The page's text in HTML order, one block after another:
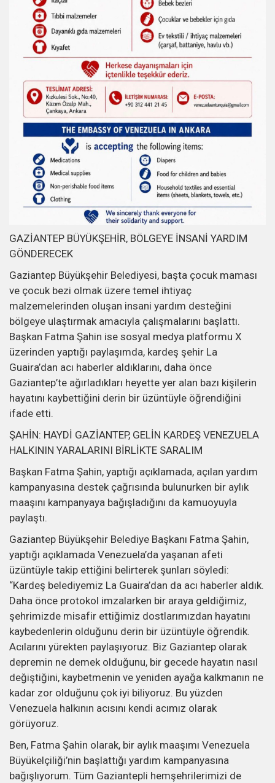
GAZİANTEP BÜYÜKŞEHİR, BÖLGEYE İNSANİ YARDIM
GÖNDERECEK
Gaziantep Büyükşehir Belediyesi, başta çocuk maması
ve çocuk bezi olmak üzere temel ihtiyaç
malzemelerinden oluşan insani yardım desteğini
bölgeye ulaştırmak amacıyla çalışmalarını başlattı.
Başkan Fatma Şahin ise sosyal medya platformu X
üzerinden yaptığı paylaşımda, kardeş şehir La
Guaira’dan acı haberler aldıklarını, daha önce
Gaziantep’te ağırladıkları heyette yer alan bazı kişilerin
hayatını kaybettiğini derin bir üzüntüyle öğrendiğini
ifade etti.
ŞAHİN: HAYDİ GAZİANTEP, GELİN KARDEŞ VENEZUELA
HALKININ YARALARINI BİRLİKTE SARALIM
Başkan Fatma Şahin, yaptığı açıklamada, açılan yardım
kampanyasına destek çağrısında bulunurken bir aylık
maaşını kampanyaya bağışladığını da kamuoyuyla
paylaştı.
Gaziantep Büyükşehir Belediye Başkanı Fatma Şahin,
yaptığı açıklamada Venezuela’da yaşanan afeti
üzüntüyle takip ettiğini belirterek şunları söyledi:
“Kardeş belediyemiz La Guaira’dan da acı haberler aldık.
Daha önce protokol imzalarken bir araya geldiğimiz,
şehrimizde misafir ettiğimiz dostlarımızdan hayatını
kaybedenlerin olduğunu derin bir üzüntüyle öğrendik.
Acılarını yürekten paylaşıyoruz. Biz Gaziantep olarak
depremin ne demek olduğunu, bir gecede hayatın nasıl
değiştiğini, kaybetmenin ve yeniden ayağa kalkmanın ne
kadar zor olduğunu çok iyi biliyoruz. Bu yüzden
Venezuela halkının acısını kendi acımız olarak
görüyoruz.
Ben, Fatma Şahin olarak, bir aylık maaşımı Venezuela
Büyükelçiliği’nin başlattığı yardım kampanyasına
bağışlıyorum. Tüm Gaziantepli hemşehrilerimizi de